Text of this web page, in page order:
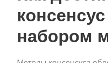
набором